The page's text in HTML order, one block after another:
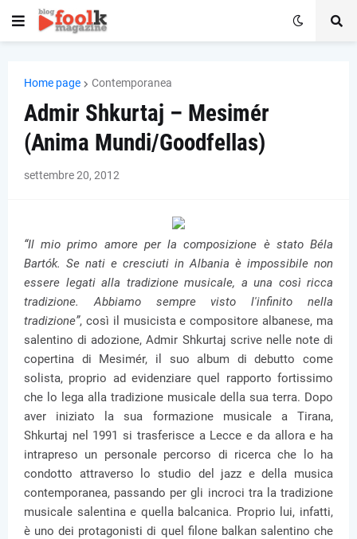
Home page Contemporanea
Admir Shkurtaj – Mesimér
(Anima Mundi/Goodfellas)
settembre 20, 2012
“Il mio primo amore per la composizione è stato Béla
Bartók. Se nati e cresciuti in Albania è impossibile non
essere legati alla tradizione musicale, a una così ricca
tradizione. Abbiamo sempre visto l'infinito nella
tradizione”, così il musicista e compositore albanese, ma
salentino di adozione, Admir Shkurtaj scrive nelle note di
copertina di Mesimér, il suo album di debutto come
solista, proprio ad evidenziare quel rapporto fortissimo
che lo lega alla tradizione musicale della sua terra. Dopo
aver iniziato la sua formazione musicale a Tirana,
Shkurtaj nel 1991 si trasferisce a Lecce e da allora e ha
intrapreso un personale percorso di ricerca che lo ha
condotto attraverso lo studio del jazz e della musica
contemporanea, passando per gli incroci tra la tradizione
musicale salentina e quella balcanica. Proprio lui, infatti,
è uno dei protagonisti di quel filone balkan salentino che